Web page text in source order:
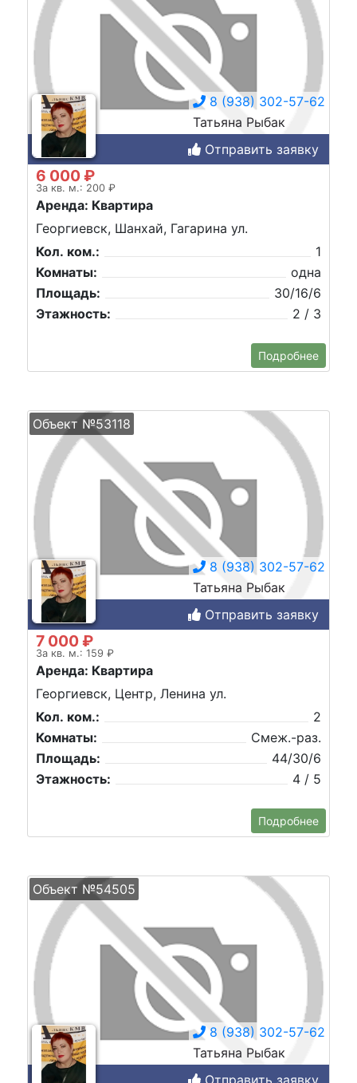
8 (938) 302-57-62
Татьяна Рыбак
Отправить заявку
6 000 ₽
За кв. м.: 200 ₽
Аренда: Квартира
Георгиевск, Шанхай, Гагарина ул.
Кол. ком.:
1
Комнаты:
одна
Площадь:
30/16/6
Этажность:
2 / 3
Подробнее
Объект №53118
8 (938) 302-57-62
Татьяна Рыбак
Отправить заявку
7 000 ₽
За кв. м.: 159 ₽
Аренда: Квартира
Георгиевск, Центр, Ленина ул.
Кол. ком.:
2
Комнаты:
Смеж.-раз.
Площадь:
44/30/6
Этажность:
4 / 5
Подробнее
Объект №54505
8 (938) 302-57-62
Татьяна Рыбак
Отправить заявку